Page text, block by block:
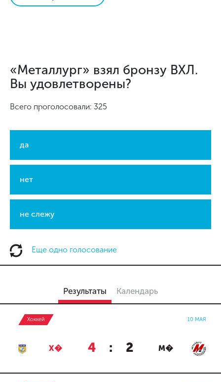
«Металлург» взял бронзу ВХЛ.
Вы удовлетворены?
Всего проголосовали: 325
да
нет
не слежу
Еще одно голосование
Результаты Календарь
Хоккей 10 МАЯ
Х� 4 : 2 М�